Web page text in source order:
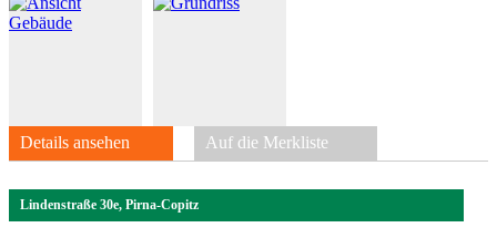
Details ansehen Auf die Merkliste
Lindenstraße 30e, Pirna-Copitz